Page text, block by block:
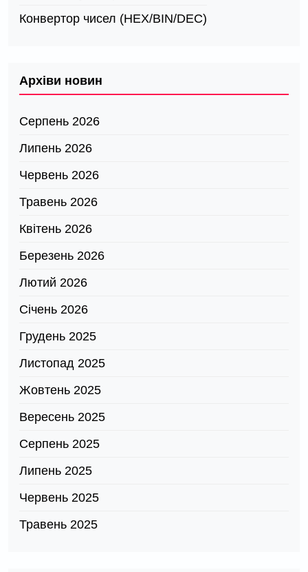
Конвертор чисел (HEX/BIN/DEC)
Архіви новин
Серпень 2026
Липень 2026
Червень 2026
Травень 2026
Квітень 2026
Березень 2026
Лютий 2026
Січень 2026
Грудень 2025
Листопад 2025
Жовтень 2025
Вересень 2025
Серпень 2025
Липень 2025
Червень 2025
Травень 2025